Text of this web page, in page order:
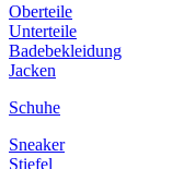
Oberteile
Unterteile
Badebekleidung
Jacken
Schuhe
Sneaker
Stiefel